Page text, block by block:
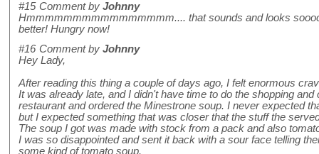
#15 Comment by Johnny
Hmmmmmmmmmmmmmmmm.... that sounds and looks
better! Hungry now!
#16 Comment by Johnny
Hey Lady,
After reading this thing a couple of days ago, I felt enormous
It was already late, and I didn't have time to do the shopping
restaurant and ordered the Minestrone soup. I never expected
but I expected something that was closer that the stuff the
The soup I got was made with stock from a pack and also
I was so disappointed and sent it back with a sour face telling
some kind of tomato soup.